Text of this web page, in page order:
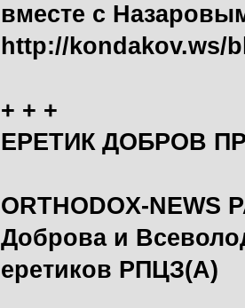
вместе с
http://kondakov.ws/
+ + +
ЕРЕТИК ДОБРОВ
ORTHODOX-
Доброва и
еретиков РПЦЗ(А)